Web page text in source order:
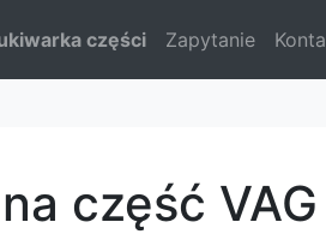
części Zapytanie
część